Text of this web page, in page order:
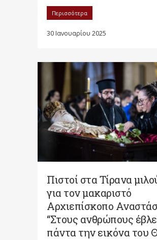
Περισσότερα
30 Ιανουαρίου 2025
Πιστοί στα Τίρανα
για τον μακαριστό
Αρχιεπίσκοπο
“Στους ανθρώπους
πάντα την εικόνα του